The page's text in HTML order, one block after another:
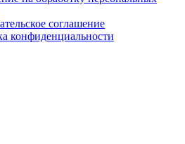
соглашение
конфиденциальности